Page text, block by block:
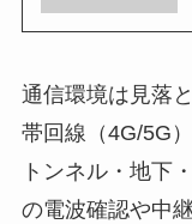
通信環境は見落
帯回線（4G/5G
トンネル・地下
の電波確認や中